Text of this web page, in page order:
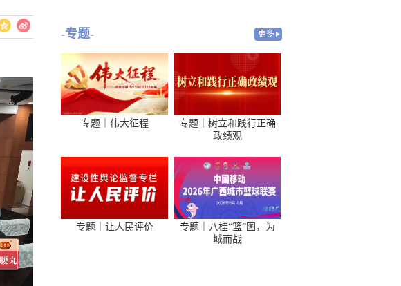
-专题- 更多
专题｜伟大征程
专题｜树立和践行正确
政绩观
专题｜让人民评价
专题｜八桂“篮”图，为
城而战